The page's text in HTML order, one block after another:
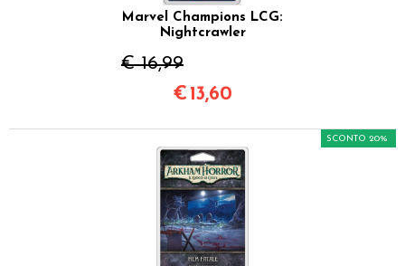
Marvel Champions LCG:
Nightcrawler
€ 16,99
€ 13,60
SCONTO 20%